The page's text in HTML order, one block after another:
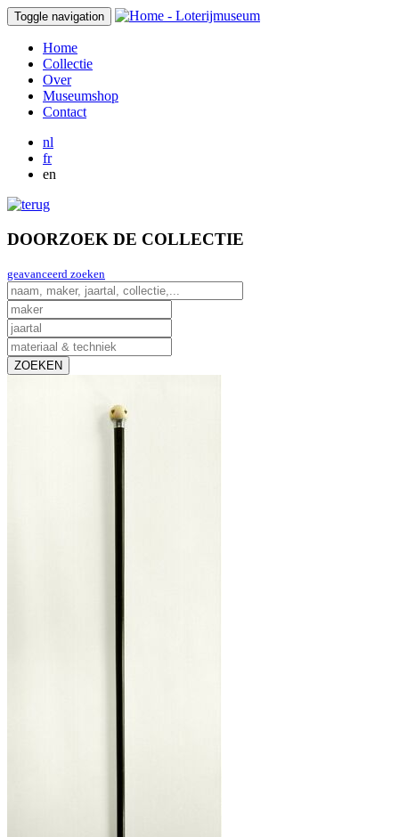
Toggle navigation
Home
Collectie
Over
Museumshop
Contact
nl
fr
en
DOORZOEK DE COLLECTIE
geavanceerd zoeken
ZOEKEN